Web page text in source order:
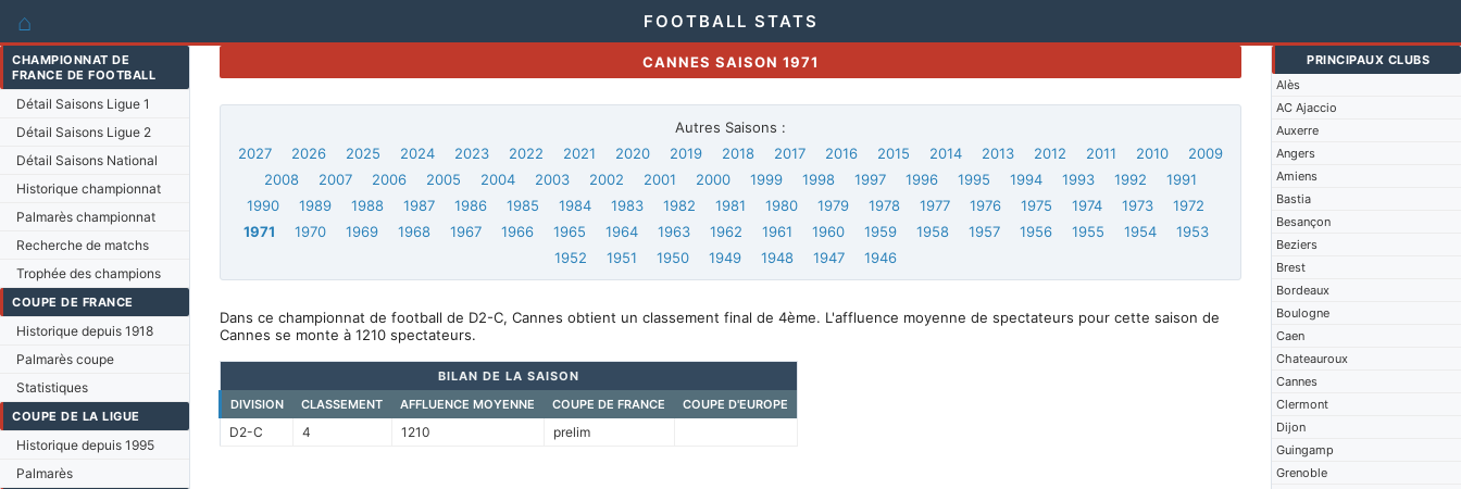
⌂ FOOTBALL STATS
CHAMPIONNAT DE
FRANCE DE FOOTBALL
Détail Saisons Ligue 1
Détail Saisons Ligue 2
Détail Saisons National
Historique championnat
Palmarès championnat
Recherche de matchs
Trophée des champions
COUPE DE FRANCE
Historique depuis 1918
Palmarès coupe
Statistiques
COUPE DE LA LIGUE
Historique depuis 1995
Palmarès
PRINCIPAUX CLUBS
Alès
AC Ajaccio
Auxerre
Angers
Amiens
Bastia
Besançon
Beziers
Brest
Bordeaux
Boulogne
Caen
Chateauroux
Cannes
Clermont
Dijon
Guingamp
Grenoble
CANNES SAISON 1971
Autres Saisons :
2027
2026 2025 2024 2023 2022 2021 2020 2019 2018 2017 2016 2015 2014 2013 2012 2011 2010
2009
2008
2007 2006 2005 2004 2003 2002 2001 2000 1999 1998 1997 1996 1995 1994 1993 1992
1991
1990
1989 1988 1987 1986 1985 1984 1983 1982 1981 1980 1979 1978 1977 1976 1975 1974 1973
1972
1971
1970 1969 1968 1967 1966 1965 1964 1963 1962 1961 1960 1959 1958 1957 1956 1955 1954
1953
1952
1951 1950 1949 1948 1947 1946
Dans ce championnat de football de D2-C, Cannes obtient un classement final de 4ème. L'affluence moyenne de spectateurs pour cette saison de
Cannes se monte à 1210 spectateurs.
BILAN DE LA SAISON
DIVISION
CLASSEMENT AFFLUENCE MOYENNE COUPE DE FRANCE COUPE D'EUROPE
D2-C 4 1210 prelim